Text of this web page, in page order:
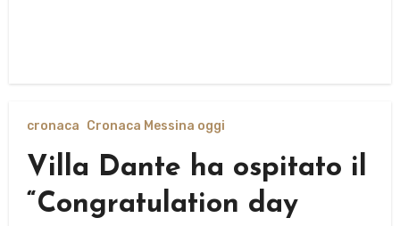
cronaca Cronaca Messina oggi
Villa Dante ha ospitato il
“Congratulation day